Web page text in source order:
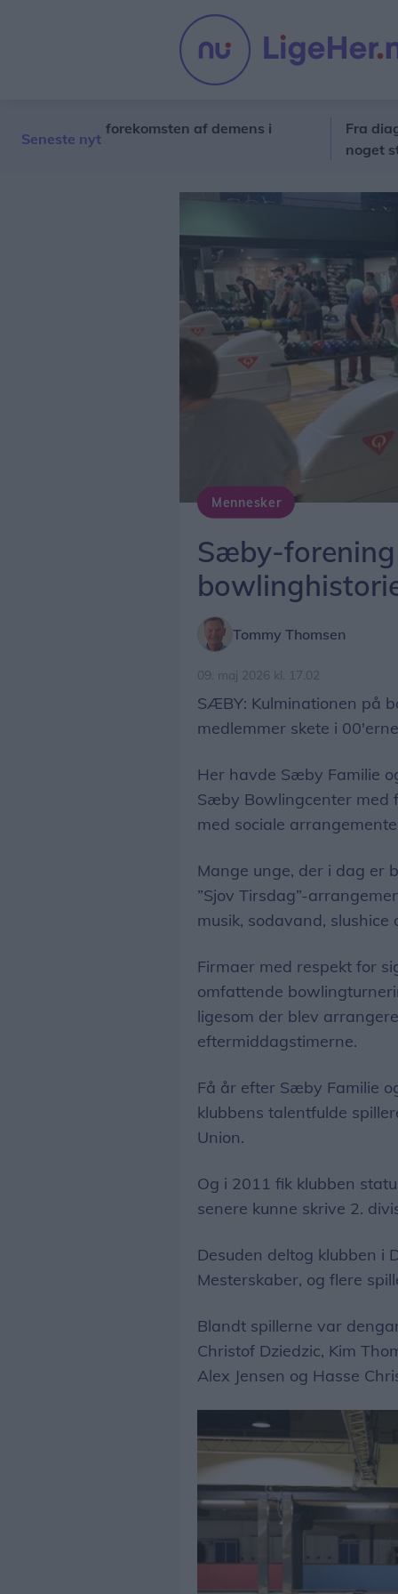
Seneste nyt
i forekomsten af demens i
Fra
noget stort
Mennesker
Sæby-
Tommy Thomsen
09. maj 2026 kl. 17.02
SÆBY: Kulminationen på
medlemmer skete i
Her havde Sæby Familie
Sæby Bowlingcenter med
med sociale
Mange unge, der i dag er
”Sjov Tirsdag”-
musik, sodavand,
Firmaer med respekt for
omfattende
ligesom der blev
eftermiddagstimerne.
Få år efter Sæby Familie
klubbens talentfulde
Union.
Og i 2011 fik klubben
senere kunne skrive 2.
Desuden deltog klubben i
Mesterskaber, og flere
Blandt spillerne var
Christof Dziedzic, Kim
Alex Jensen og Hasse